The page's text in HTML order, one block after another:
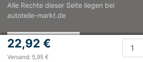
22,92 €
Versand: 5,95 €
Alle Rechte dieser Seite liegen bei
autoteile-markt.de